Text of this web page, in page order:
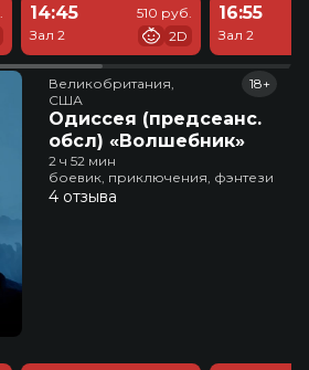
14:45
Зал 2
510 руб.
2D
16:55
Зал 2
Великобритания,
США
Одиссея (предсеанс.
обсл) «Волшебник»
18+
2 ч 52 мин
боевик, приключения, фэнтези
4 отзыва